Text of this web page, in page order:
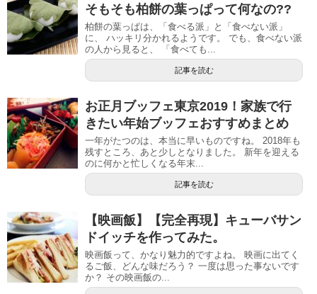
そもそも柏餅の葉っぱって何なの??
柏餅の葉っぱは、「食べる派」と「食べない派」
に、 ハッキリ分かれるようです。 でも、食べない派
の人から見ると、 「食べても...
記事を読む
お正月ブッフェ東京2019！家族で行
きたい年始ブッフェおすすめまとめ
一年がたつのは、本当に早いものですね。 2018年も
残すところ、あと少しとなりました。 新年を迎える
のに何かと忙しくなる年末...
記事を読む
【映画飯】【完全再現】キューバサン
ドイッチを作ってみた。
映画飯って、かなり魅力的ですよね。 映画に出てく
るご飯、どんな味だろう？ 一度は思った事ないです
か？ その映画飯の...